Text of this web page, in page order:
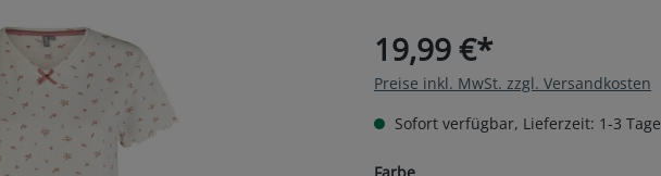
19,99 €*
Preise inkl. MwSt. zzgl. Versandkosten
Sofort verfügbar, Lieferzeit: 1-3 Tage
auswählen